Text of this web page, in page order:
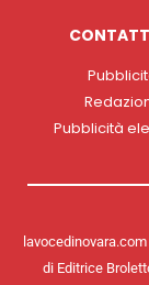
Pubblicità
di Editrice